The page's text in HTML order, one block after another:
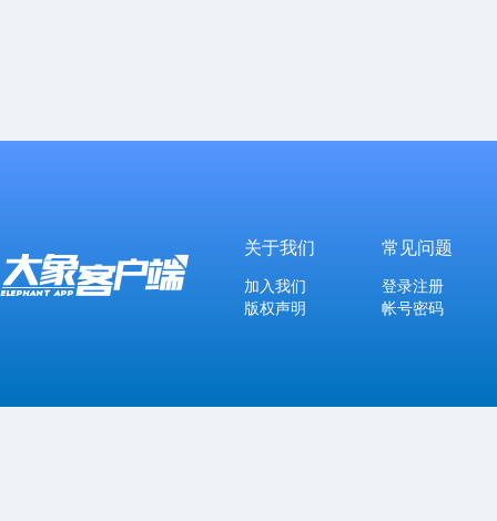
关于我们
加入我们
版权声明
常见问题
登录注册
帐号密码